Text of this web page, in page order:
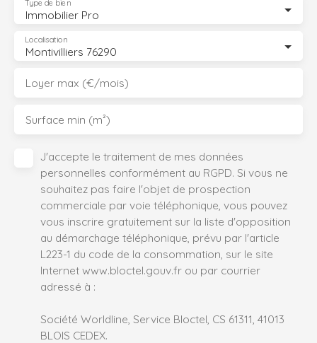
Immobilier Pro
Type de bien
Montivilliers 76290
Localisation
Loyer max (€/mois)
Surface min (m²)
J'accepte le traitement de mes données
personnelles conformément au RGPD. Si vous ne
souhaitez pas faire l'objet de prospection
commerciale par voie téléphonique, vous pouvez
vous inscrire gratuitement sur la liste d'opposition
au démarchage téléphonique, prévu par l'article
L223-1 du code de la consommation, sur le site
Internet www.bloctel.gouv.fr ou par courrier
adressé à :
Société Worldline, Service Bloctel, CS 61311, 41013
BLOIS CEDEX.